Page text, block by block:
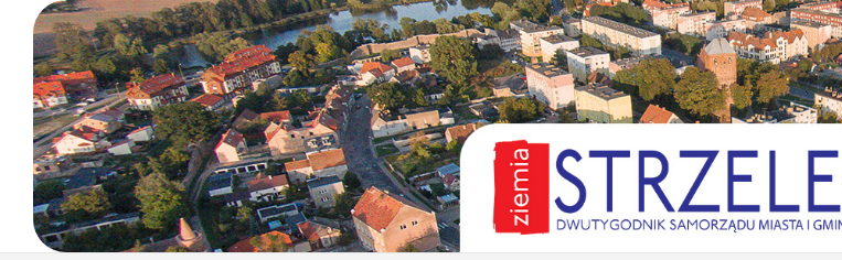
content